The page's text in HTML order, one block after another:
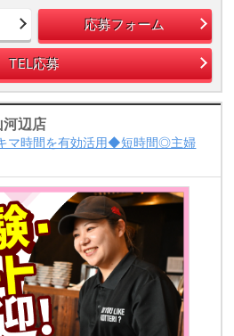
応募フォーム
TEL応募
河辺店
マ時間を有効活用◆短時間◎主婦